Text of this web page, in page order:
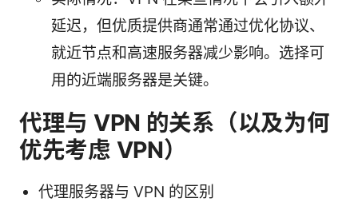
延迟，但优质提供商通常通过优化协议、
就近节点和高速服务器减少影响。选择可
用的近端服务器是关键。
代理与 VPN 的关系（以及为何
优先考虑 VPN）
代理服务器与 VPN 的区别